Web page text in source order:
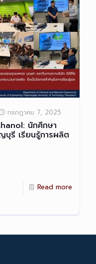
กรกฎาคม 7, 2025
นักศึกษา
บุรี เรียนรู้การผลิต
Read more